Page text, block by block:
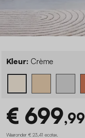
Kleur: Crème
€ 699,99
Waaronder € 23,41 ecotax